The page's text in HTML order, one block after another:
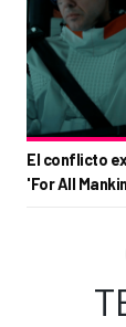
El conflicto
'For All